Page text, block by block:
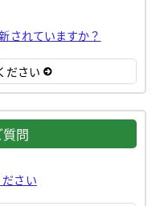
されていますか？
ださい
問
さい